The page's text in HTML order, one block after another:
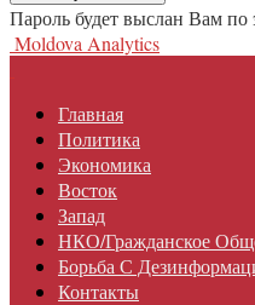
Пароль будет выслан Вам по
Moldova Analytics
Главная
Политика
Экономика
Восток
Запад
НКО/гражданское
Борьба С
Контакты